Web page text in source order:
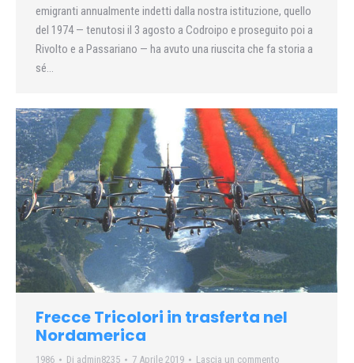
emigranti annualmente indetti dalla nostra istituzione, quello
del 1974 — tenutosi il 3 agosto a Codroipo e proseguito poi a
Rivolto e a Passariano — ha avuto una riuscita che fa storia a
sé…
Frecce Tricolori in trasferta nel
Nordamerica
1986 Di admin8235 7 Aprile 2019 Lascia un commento